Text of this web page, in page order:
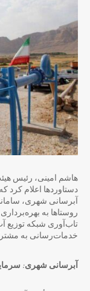
هاشم امینی، رئیس
دستاوردها اعلام کرد
آبرسانی شهری،
روستاها به
تاب‌آوری شبکه توزیع
خدمات‌رسانی به
آبرسانی شهری: سرمایه‌گذاری ۱۳,۵۵۳